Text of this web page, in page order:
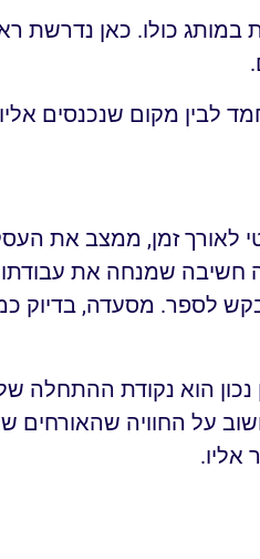
במותג כולו. כאן נדרשת
לבין מקום שנכנסים אליו
לאורך זמן, ממצב את
חשיבה שמנחה את עבודתו
לספר. מסעדה, בדיוק
נכון הוא נקודת ההתחלה
על החוויה שהאורחים
אליו.